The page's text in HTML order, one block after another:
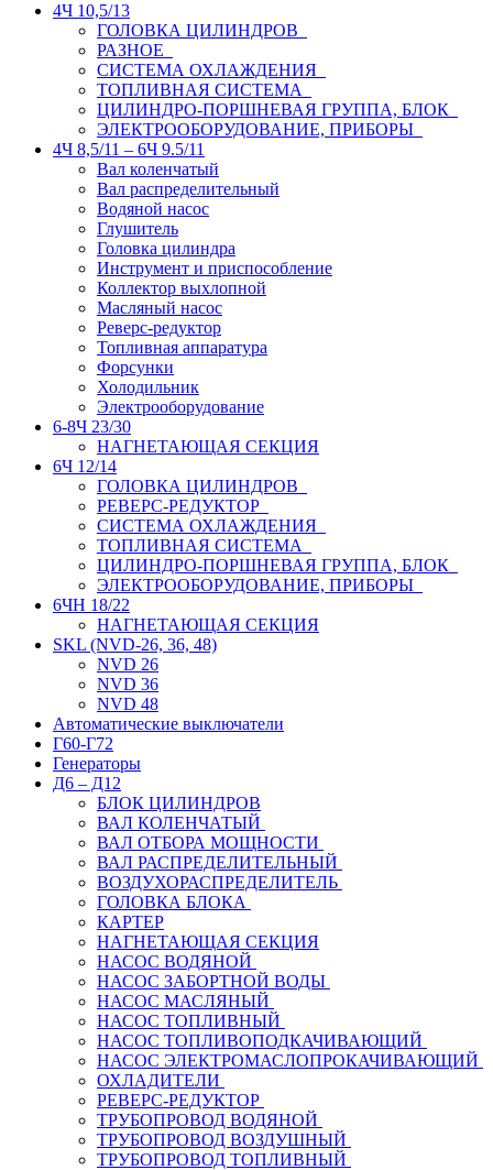
4Ч 10,5/13
ГОЛОВКА ЦИЛИНДРОВ
РАЗНОЕ
СИСТЕМА ОХЛАЖДЕНИЯ
ТОПЛИВНАЯ СИСТЕМА
ЦИЛИНДРО-ПОРШНЕВАЯ ГРУППА, БЛОК
ЭЛЕКТРООБОРУДОВАНИЕ, ПРИБОРЫ
4Ч 8,5/11 – 6Ч 9.5/11
Вал коленчатый
Вал распределительный
Водяной насос
Глушитель
Головка цилиндра
Инструмент и приспособление
Коллектор выхлопной
Масляный насос
Реверс-редуктор
Топливная аппаратура
Форсунки
Холодильник
Электрооборудование
6-8Ч 23/30
НАГНЕТАЮЩАЯ СЕКЦИЯ
6Ч 12/14
ГОЛОВКА ЦИЛИНДРОВ
РЕВЕРС-РЕДУКТОР
СИСТЕМА ОХЛАЖДЕНИЯ
ТОПЛИВНАЯ СИСТЕМА
ЦИЛИНДРО-ПОРШНЕВАЯ ГРУППА, БЛОК
ЭЛЕКТРООБОРУДОВАНИЕ, ПРИБОРЫ
6ЧН 18/22
НАГНЕТАЮЩАЯ СЕКЦИЯ
SKL (NVD-26, 36, 48)
NVD 26
NVD 36
NVD 48
Автоматические выключатели
Г60-Г72
Генераторы
Д6 – Д12
БЛОК ЦИЛИНДРОВ
ВАЛ КОЛЕНЧАТЫЙ
ВАЛ ОТБОРА МОЩНОСТИ
ВАЛ РАСПРЕДЕЛИТЕЛЬНЫЙ
ВОЗДУХОРАСПРЕДЕЛИТЕЛЬ
ГОЛОВКА БЛОКА
КАРТЕР
НАГНЕТАЮЩАЯ СЕКЦИЯ
НАСОС ВОДЯНОЙ
НАСОС ЗАБОРТНОЙ ВОДЫ
НАСОС МАСЛЯНЫЙ
НАСОС ТОПЛИВНЫЙ
НАСОС ТОПЛИВОПОДКАЧИВАЮЩИЙ
НАСОС ЭЛЕКТРОМАСЛОПРОКАЧИВАЮЩИЙ
ОХЛАДИТЕЛИ
РЕВЕРС-РЕДУКТОР
ТРУБОПРОВОД ВОДЯНОЙ
ТРУБОПРОВОД ВОЗДУШНЫЙ
ТРУБОПРОВОД ТОПЛИВНЫЙ